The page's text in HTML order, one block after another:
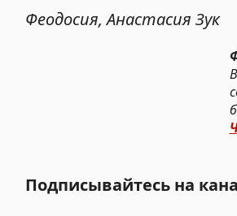
Феодосия, Анастасия Зук
Подписывайтесь на